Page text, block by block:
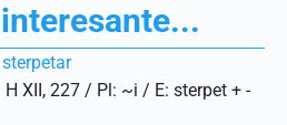
XII, 227 / Pl: ~i / E: sterpet + -